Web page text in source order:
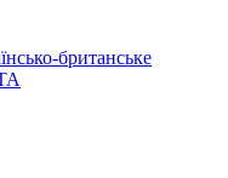
британське